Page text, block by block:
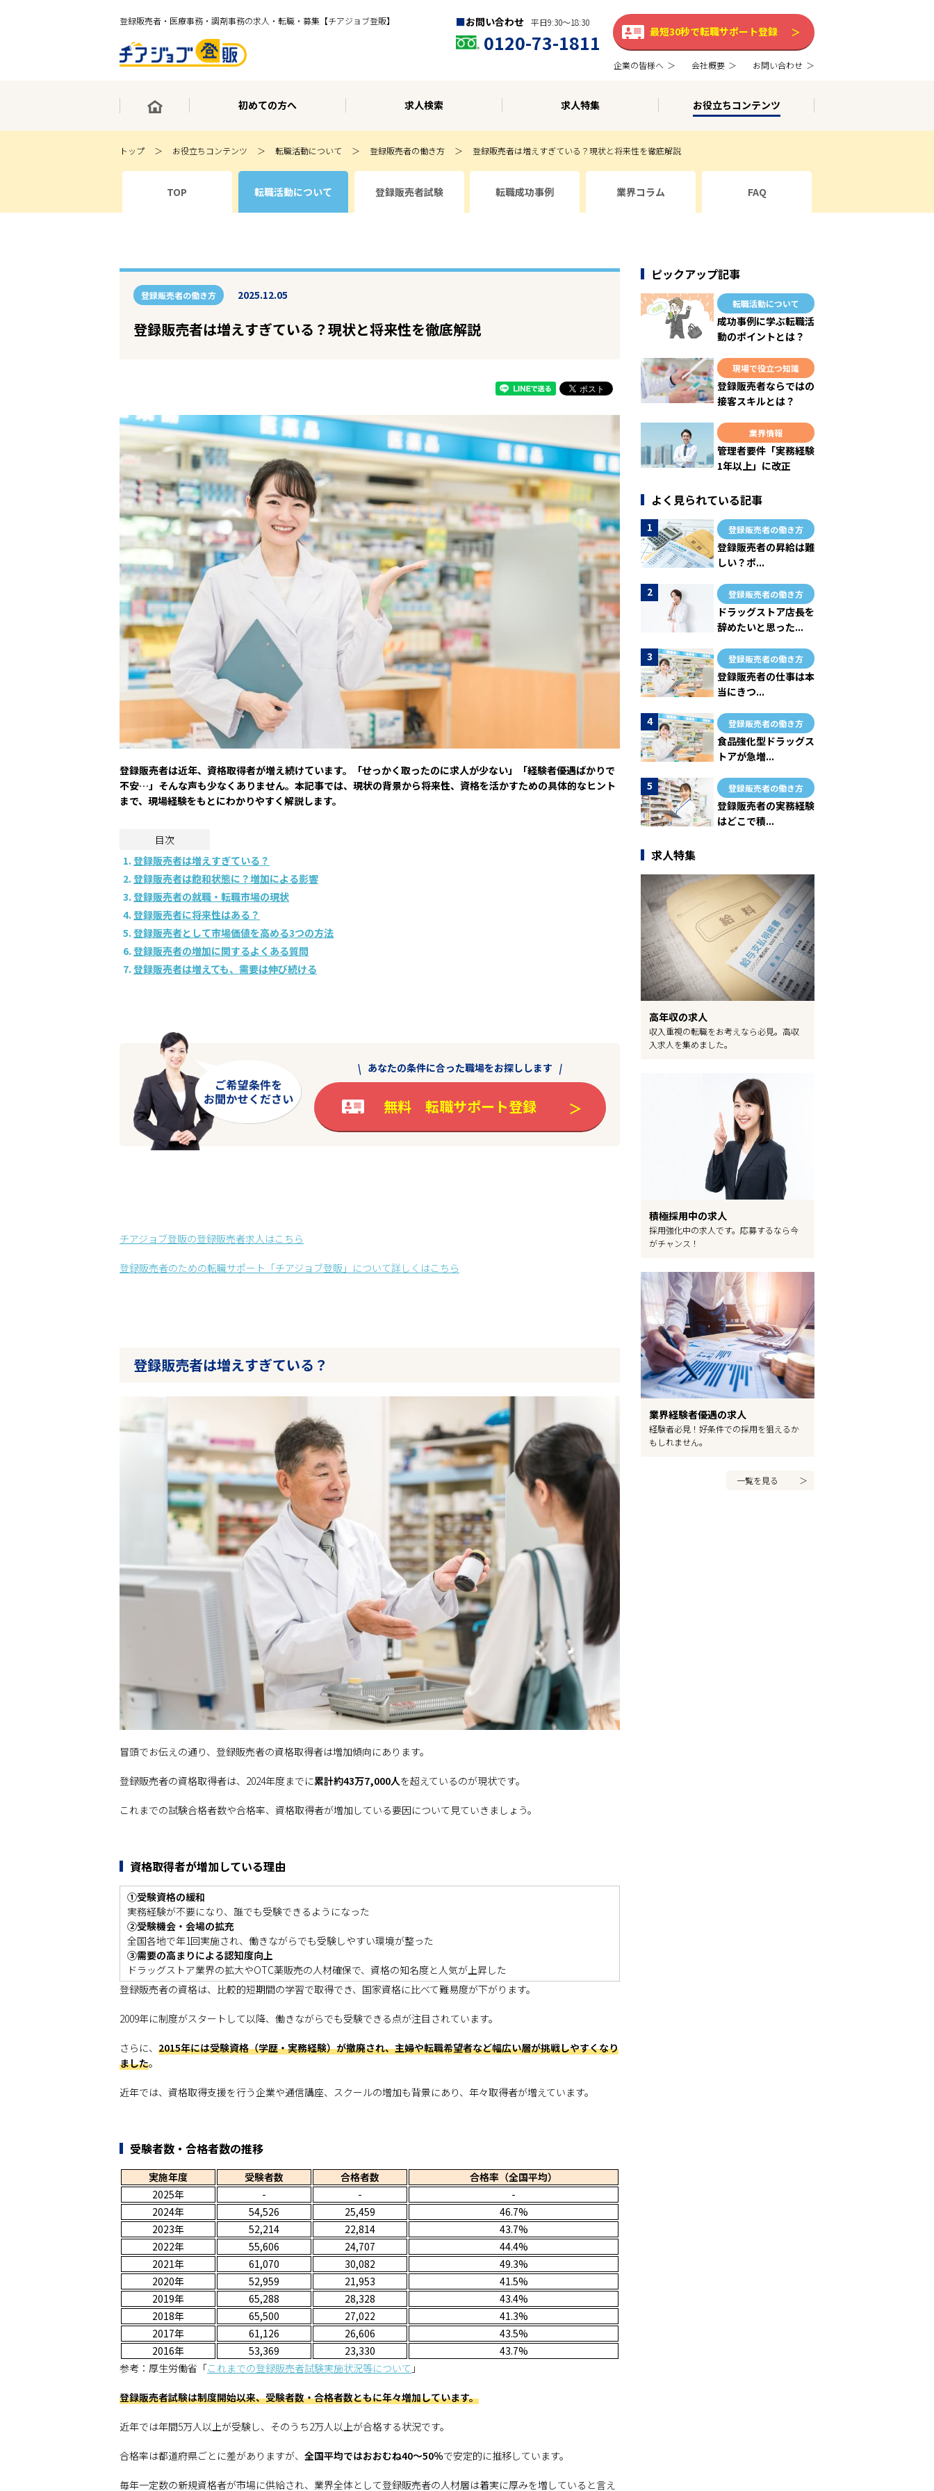
登録販売者・医療事務・調剤事務の求人・転職・募集【チアジョブ登販】 お問い合わせ 平日9:30〜18:30
0120-73-1811 最短30秒で転職サポート登録
企業の皆様へ 会社概要 お問い合わせ
初めての方へ 求人検索 求人特集 お役立ちコンテンツ
トップ お役立ちコンテンツ 転職活動について 登録販売者の働き方 登録販売者は増えすぎている？現状と将来性を徹底解説
TOP 転職活動について 登録販売者試験 転職成功事例 業界コラム FAQ
登録販売者の働き方 2025.12.05
登録販売者は増えすぎている？現状と将来性を徹底解説
登録販売者は近年、資格取得者が増え続けています。「せっかく取ったのに求人が少ない」「経験者優遇ばかりで
不安…」そんな声も少なくありません。本記事では、現状の背景から将来性、資格を活かすための具体的なヒント
まで、現場経験をもとにわかりやすく解説します。
目次
登録販売者は増えすぎている？
登録販売者は飽和状態に？増加による影響
登録販売者の就職・転職市場の現状
登録販売者に将来性はある？
登録販売者として市場価値を高める3つの方法
登録販売者の増加に関するよくある質問
登録販売者は増えても、需要は伸び続ける
あなたの条件に合った職場をお探しします
無料 転職サポート登録
チアジョブ登販の登録販売者求人はこちら
登録販売者のための転職サポート「チアジョブ登販」について詳しくはこちら
登録販売者は増えすぎている？
冒頭でお伝えの通り、登録販売者の資格取得者は増加傾向にあります。
登録販売者の資格取得者は、2024年度までに累計約43万7,000人を超えているのが現状です。
これまでの試験合格者数や合格率、資格取得者が増加している要因について見ていきましょう。
資格取得者が増加している理由
①受験資格の緩和
実務経験が不要になり、誰でも受験できるようになった
②受験機会・会場の拡充
全国各地で年1回実施され、働きながらでも受験しやすい環境が整った
③需要の高まりによる認知度向上
ドラッグストア業界の拡大やOTC薬販売の人材確保で、資格の知名度と人気が上昇した
登録販売者の資格は、比較的短期間の学習で取得でき、国家資格に比べて難易度が下がります。
2009年に制度がスタートして以降、働きながらでも受験できる点が注目されています。
さらに、 2015年には受験資格（学歴・実務経験）が撤廃され、主婦や転職希望者など幅広い層が挑戦しやすくなり
ました。
近年では、資格取得支援を行う企業や通信講座、スクールの増加も背景にあり、年々取得者が増えています。
受験者数・合格者数の推移
実施年度 受験者数 合格者数
合格率（全国平均）
2025年
- -
-
2024年
54,526 25,459
46.7%
2023年
52,214 22,814
43.7%
2022年
55,606 24,707
44.4%
2021年
61,070 30,082
49.3%
2020年
52,959 21,953
41.5%
2019年
65,288 28,328
43.4%
2018年
65,500 27,022
41.3%
2017年
61,126 26,606
43.5%
2016年
53,369 23,330
43.7%
参考：厚生労働省「これまでの登録販売者試験実施状況等について 」
登録販売者試験は制度開始以来、受験者数・合格者数ともに年々増加しています。
近年では年間5万人以上が受験し、そのうち2万人以上が合格する状況です。
合格率は都道府県ごとに差がありますが、 全国平均ではおおむね40〜50％で安定的に推移しています。
毎年一定数の新規資格者が市場に供給され、業界全体として登録販売者の人材層は着実に厚みを増していると言え
ピックアップ記事
転職活動について
成功事例に学ぶ転職活
動のポイントとは？
現場で役立つ知識
登録販売者ならではの
接客スキルとは？
業界情報
管理者要件「実務経験
1年以上」に改正
よく見られている記事
登録販売者の働き方
登録販売者の昇給は難
しい？ポ...
登録販売者の働き方
ドラッグストア店長を
辞めたいと思った...
登録販売者の働き方
登録販売者の仕事は本
当にきつ...
登録販売者の働き方
食品強化型ドラッグス
トアが急増...
登録販売者の働き方
登録販売者の実務経験
はどこで積...
求人特集
高年収の求人
収入重視の転職をお考えなら必見。高収
入求人を集めました。
積極採用中の求人
採用強化中の求人です。応募するなら今
がチャンス！
業界経験者優遇の求人
経験者必見！好条件での採用を狙えるか
もしれません。
一覧を見る